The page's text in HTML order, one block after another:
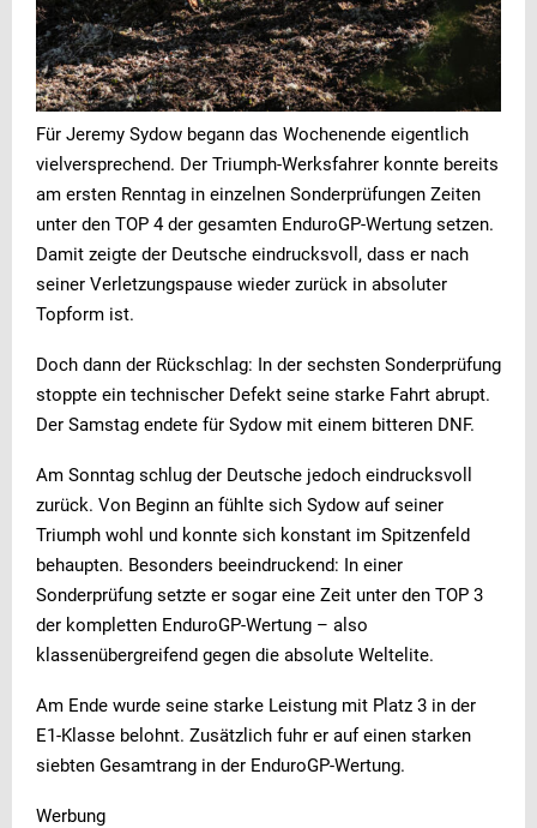
Für Jeremy Sydow begann das Wochenende eigentlich
vielversprechend. Der Triumph-Werksfahrer konnte bereits
am ersten Renntag in einzelnen Sonderprüfungen Zeiten
unter den TOP 4 der gesamten EnduroGP-Wertung setzen.
Damit zeigte der Deutsche eindrucksvoll, dass er nach
seiner Verletzungspause wieder zurück in absoluter
Topform ist.
Doch dann der Rückschlag: In der sechsten Sonderprüfung
stoppte ein technischer Defekt seine starke Fahrt abrupt.
Der Samstag endete für Sydow mit einem bitteren DNF.
Am Sonntag schlug der Deutsche jedoch eindrucksvoll
zurück. Von Beginn an fühlte sich Sydow auf seiner
Triumph wohl und konnte sich konstant im Spitzenfeld
behaupten. Besonders beeindruckend: In einer
Sonderprüfung setzte er sogar eine Zeit unter den TOP 3
der kompletten EnduroGP-Wertung – also
klassenübergreifend gegen die absolute Weltelite.
Am Ende wurde seine starke Leistung mit Platz 3 in der
E1-Klasse belohnt. Zusätzlich fuhr er auf einen starken
siebten Gesamtrang in der EnduroGP-Wertung.
Werbung